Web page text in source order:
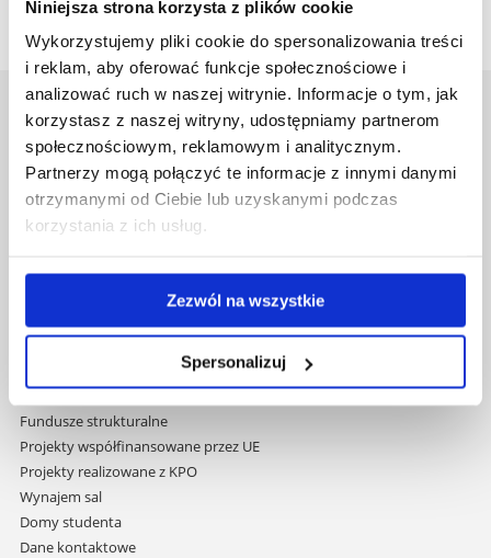
Niniejsza strona korzysta z plików cookie
Wykorzystujemy pliki cookie do spersonalizowania treści
i reklam, aby oferować funkcje społecznościowe i
analizować ruch w naszej witrynie. Informacje o tym, jak
korzystasz z naszej witryny, udostępniamy partnerom
społecznościowym, reklamowym i analitycznym.
Partnerzy mogą połączyć te informacje z innymi danymi
otrzymanymi od Ciebie lub uzyskanymi podczas
korzystania z ich usług.
Zezwól na wszystkie
Spersonalizuj
Uniwersytet Rzeszowski
Al. Tadeusza Rejtana 16C
35-959 Rzeszów
Pomiń
nawigację
treści
Polityka prywatności
Biblioteka
Covid info
Studia podyplomowe
Zamówienia publiczne
Fundusze strukturalne
Projekty współfinansowane przez UE
Projekty realizowane z KPO
Wynajem sal
Domy studenta
Dane kontaktowe